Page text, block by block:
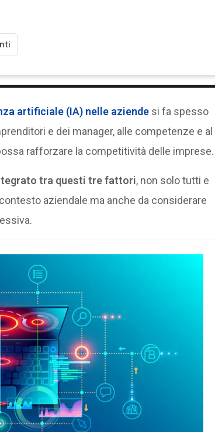
artificiale (IA) nelle aziendesi fa spesso
e dei manager, alle competenze e al
rafforzare la competitività delle imprese.
tra questi tre fattori, non solo tutti e
aziendale ma anche da considerare